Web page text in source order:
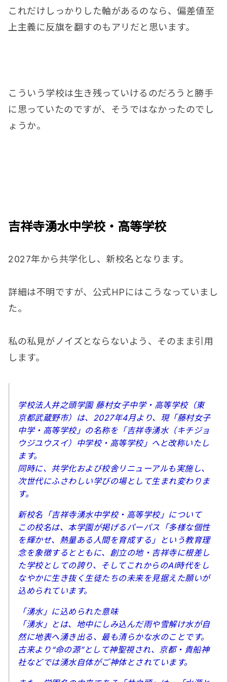
これだけしっかりした軸があるのなら、偏差値至
上主義に反旗を翻すのもアリだと思います。
こういう学校は生き残っていけるのだろうと勝手
に思っていたのですが、そうではなかったのでし
ょうか。
吉祥寺湧水中学校・高等学校
2027年から共学化し、新校名となります。
詳細は不明ですが、公式HPにはこうなっていまし
た。
私の私見がノイズとならないよう、そのまま引用
します。
学校法人井之頭学園 藤村女子中学・高等学校（東
京都武蔵野市）は、2027年4月より、現「藤村女子
中学・高等学校」の名称を「吉祥寺湧水（キチジョ
ウジユウスイ）中学校・高等学校」へと改称いたし
ます。
同時に、共学化および校舎リニューアルも実施し、
次世代にふさわしい学びの場として生まれ変わりま
す。
新校名「吉祥寺湧水中学校・高等学校」について
この校名は、本学園が掲げるパーパス「多様な個性
を輝かせ、熱量ある人間を育成する」という教育理
念を象徴するとともに、創立の地・吉祥寺に根差し
た学校としての誇り、そしてこれからのAI時代をし
なやかに生き抜く生徒たちの未来を見据えた願いが
込められています。
「湧水」に込められた意味
「湧水」とは、地中にしみ込んだ雨や雪解け水が自
然に地表へ湧き出る、最も清らかな水のことです。
古来より“命の源”として神聖視され、京都・貴船神
社などでは湧水自体がご神体とされています。